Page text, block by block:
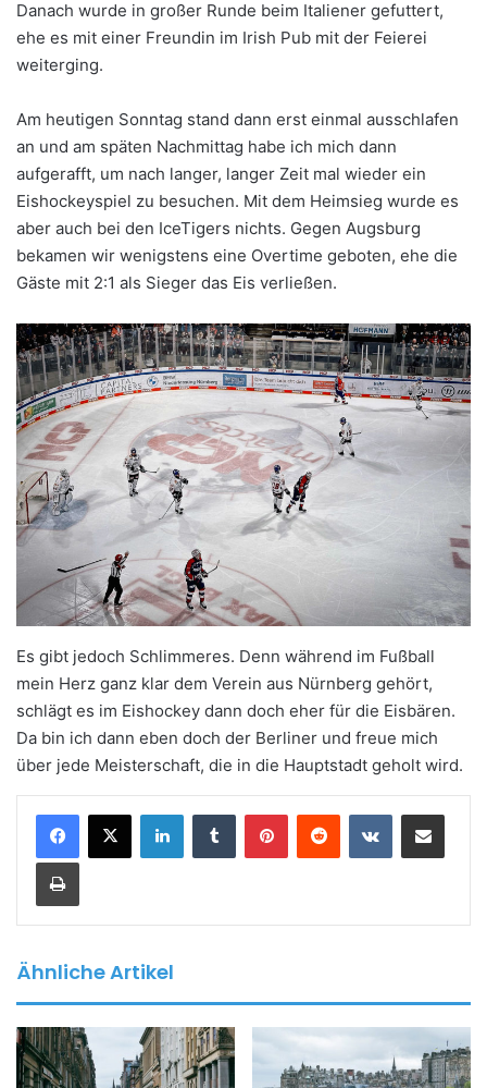
Danach wurde in großer Runde beim Italiener gefuttert,
ehe es mit einer Freundin im Irish Pub mit der Feierei
weiterging.
Am heutigen Sonntag stand dann erst einmal ausschlafen
an und am späten Nachmittag habe ich mich dann
aufgerafft, um nach langer, langer Zeit mal wieder ein
Eishockeyspiel zu besuchen. Mit dem Heimsieg wurde es
aber auch bei den IceTigers nichts. Gegen Augsburg
bekamen wir wenigstens eine Overtime geboten, ehe die
Gäste mit 2:1 als Sieger das Eis verließen.
Es gibt jedoch Schlimmeres. Denn während im Fußball
mein Herz ganz klar dem Verein aus Nürnberg gehört,
schlägt es im Eishockey dann doch eher für die Eisbären.
Da bin ich dann eben doch der Berliner und freue mich
über jede Meisterschaft, die in die Hauptstadt geholt wird.
LinkedInTumblr PinterestReddit VKontakteIn einer E-
Drucken
Ähnliche Artikel